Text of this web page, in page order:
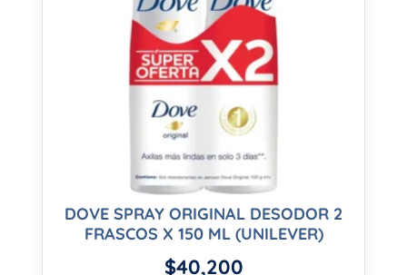
DOVE SPRAY ORIGINAL DESODOR 2
FRASCOS X 150 ML (UNILEVER)
$40,200